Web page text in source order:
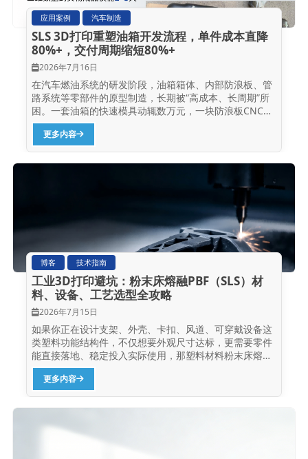
应用案例 汽车制造
SLS 3D打印重塑油箱开发流程，单件成本直降
80%+，交付周期缩短80%+
2026年7月16日
在汽车燃油系统的研发阶段，油箱箱体、内部防浪板、管
路系统等零部件的原型制造，长期被“高成本、长周期”所
困。一套油箱的快速模具动辄数万元，一块防浪板CNC铣
削加工也要上千元，且等待时间少则一周、多则半个月，
这对于研发团队的测试迭代任务非常不利。那么如何让油
箱系统的原型验证变得更快、更省、更灵活？ 国内选择性
激光烧结（SLS）增材制造专家盈普三维，将工业级SLS...
更多内容
博客 技术指南
工业3D打印避坑：粉末床熔融PBF（SLS）材
料、设备、工艺选型全攻略
2026年7月15日
如果你正在设计支架、外壳、卡扣、风道、可穿戴设备这
类塑料功能结构件，不仅想要外观尺寸达标，更需要零件
能直接落地、稳定投入实际使用，那塑料材料粉末床熔融
（PBF）是极具优势的优选3D打印工艺。 在当下主流3D
打印技术中，塑料材料PBF最大的优势，就是可以直接用
工业级热塑性粉末，打印出高密度、性能各向同性的实用
功能零件，而且全程无需额外添加打印支撑，完美适配各
讲透塑料材料粉末床熔融技术的核心原理、完整加工流
程、适配材料、设备选型技巧，还有真实落地案例。文中
更多内容